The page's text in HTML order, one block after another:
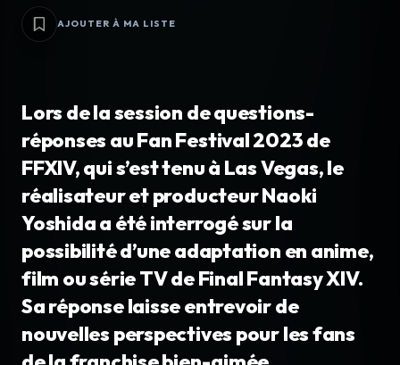
AJOUTER À MA LISTE
Lors de la session de questions-
réponses au Fan Festival 2023 de
FFXIV, qui s’est tenu à Las Vegas, le
réalisateur et producteur Naoki
Yoshida a été interrogé sur la
possibilité d’une adaptation en anime,
film ou série TV de Final Fantasy XIV.
Sa réponse laisse entrevoir de
nouvelles perspectives pour les fans